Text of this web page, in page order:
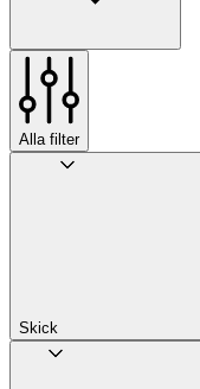
Alla filter
Skick